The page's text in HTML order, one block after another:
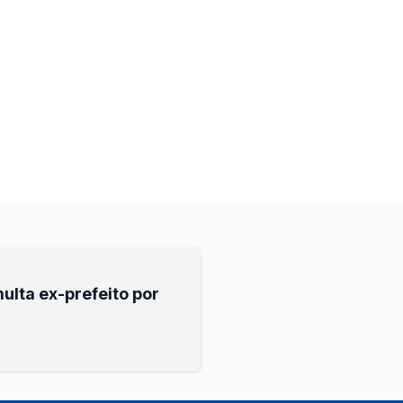
ex-prefeito por